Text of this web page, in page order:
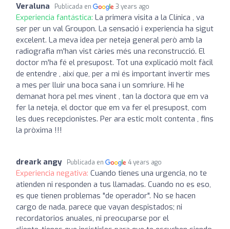
Veraluna Publicada en 3 years ago
Experiencia fantástica: La primera visita a la Clínica , va
ser per un val Groupon. La sensació i experiencia ha sigut
excelent. La meva idea per neteja general però amb la
radiografia m'han vist càries més una reconstrucció. El
doctor m'ha fé el presupost. Tot una explicació molt fàcil
de entendre , així que, per a mi és important invertir mes
a mes per lluir una boca sana i un somriure. Hi he
demanat hora pel mes vinent , tan la doctora que em va
fer la neteja, el doctor que em va fer el presupost, com
les dues recepcionistes. Per ara estic molt contenta , fins
la pròxima !!!
dreark angy Publicada en 4 years ago
Experiencia negativa: Cuando tienes una urgencia, no te
atienden ni responden a tus llamadas. Cuando no es eso,
es que tienen problemas "de operador". No se hacen
cargo de nada, parece que vayan despistados; ni
recordatorios anuales, ni preocuparse por el